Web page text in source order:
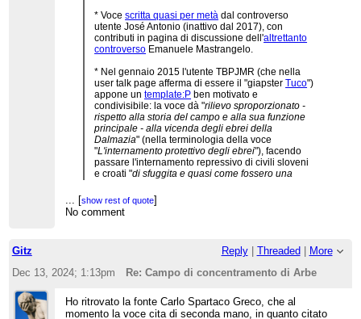
* Vocescritta quasi per metà dal controverso
utente José Antonio (inattivo dal 2017), con
contributi in pagina di discussione dell'altrettanto
controverso Emanuele Mastrangelo.
* Nel gennaio 2015 l'utente TBPJMR (che nella
user talk page afferma di essere il "giapsterTuco")
appone untemplate:P ben motivato e
condivisibile: la voce dà "rilievo sproporzionato -
rispetto alla storia del campo e alla sua funzione
principale - alla vicenda degli ebrei della
Dalmazia" (nella terminologia della voce
"L'internamento protettivo degli ebrei"), facendo
passare l'internamento repressivo di civili sloveni
e croati "di sfuggita e quasi come fossero una
problema non è stato risolto.
* Le sofferenze e la morte degli internati vengono
è evidente che lo stato di
obbedisce ad una precisa volontà politica" (E.
della Jugoslavia, Roma-Bari, Laterza, 2013, pp.
88-89). Questo fatto che uno storico di
...[show rest of quote
[show rest of quote]
No comment
Gitz Reply| Threaded
More
Dec 13, 2024; 1:13pm
Re: Campo di concentramento di Arbe
Ho ritrovato la fonte Carlo Spartaco Greco, che al
momento la voce cita di seconda mano, in quanto citato